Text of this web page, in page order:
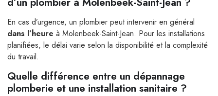
En cas d’urgence, un plombier peut intervenir en général
dans l’heure à Molenbeek-Saint-Jean. Pour les installations
planifiées, le délai varie selon la disponibilité et la complexité
du travail.
Quelle différence entre un dépannage
plomberie et une installation sanitaire ?